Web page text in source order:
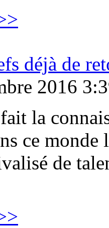
déjà de
2016
la
ce
de